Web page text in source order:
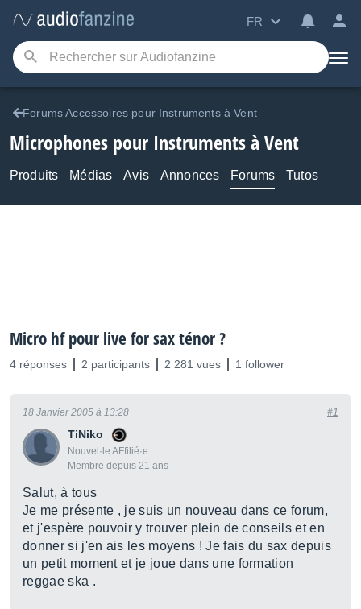
FR
Forums Accessoires pour Instruments à Vent
Microphones pour Instruments à Vent
Produits Médias Avis Annonces Forums Tutos
Micro hf pour live for sax ténor ?
4 réponses 2 participants 2 281 vues 1 follower
TiNiko
Nouvel·le AFfilié·e
Membre depuis 21 ans
18 Janvier 2005 à 13:28 #1
Salut, à tous
Je me présente , je suis un nouveau dans ce forum,
et j'espère pouvoir y trouver plein de conseils et en
donner si j'en ais les moyens ! Je fais du sax depuis
un petit moment et je joue dans une formation
reggae ska .